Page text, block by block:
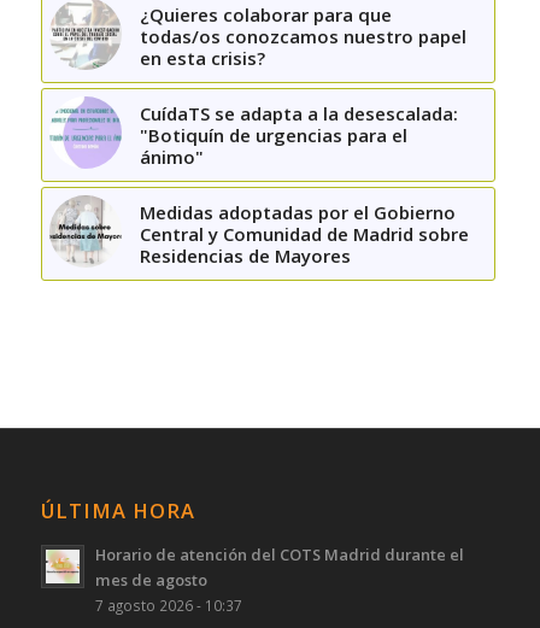
¿Quieres colaborar para que
todas/os conozcamos nuestro papel
en esta crisis?
CuídaTS se adapta a la desescalada:
"Botiquín de urgencias para el
ánimo"
Medidas adoptadas por el Gobierno
Central y Comunidad de Madrid sobre
Residencias de Mayores
ÚLTIMA HORA
Horario de atención del COTS Madrid durante el
mes de agosto
7 agosto 2026 - 10:37